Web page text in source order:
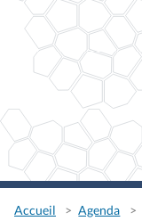
Accueil Agenda